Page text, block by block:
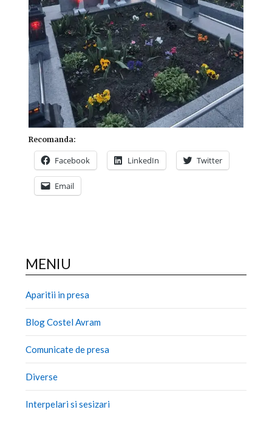
Recomanda:
Facebook LinkedIn Twitter
Email
MENIU
Aparitii in presa
Blog Costel Avram
Comunicate de presa
Diverse
Interpelari si sesizari